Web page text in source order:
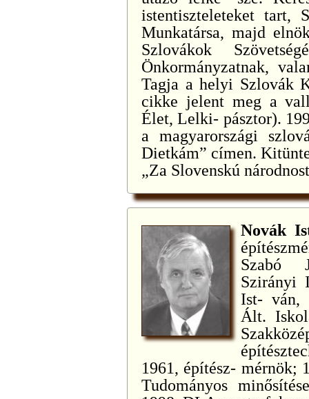
istentiszteleteket tart,
Munkatársa, majd
Szlovákok
Önkormányzatnak,
Tagja a helyi Szlovák
cikke jelent meg a
Élet, Lelki- pásztor).
a magyarországi
Dietkám” címen.
„Za Slovenskú
Novák
Szabó
Szirányi
Ist- ván,
Ált.
1961, építész- mérnök;
Tudományos